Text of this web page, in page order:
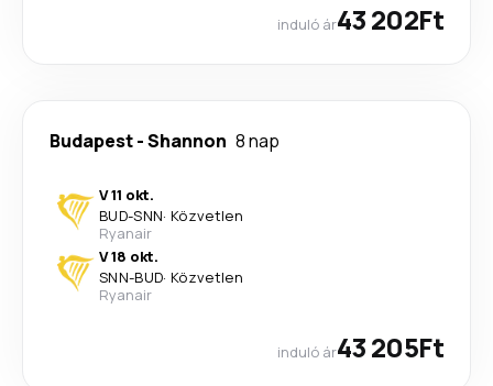
induló ár43 202Ft
Budapest-Shannon 8 nap
V 11 okt.
BUD-SNN· Közvetlen
Ryanair
V 18 okt.
SNN-BUD· Közvetlen
Ryanair
induló ár43 205Ft